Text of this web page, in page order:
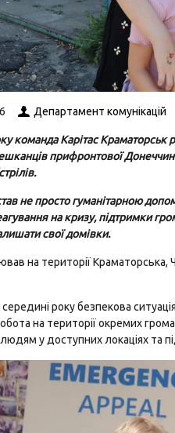
Департамент комунікацій
команда Карітас Краматорськ
прифронтової
не просто гуманітарною
на кризу, підтримки
свої домівки.
на території Краматорська,
року безпекова
на території окремих
у доступних локаціях та